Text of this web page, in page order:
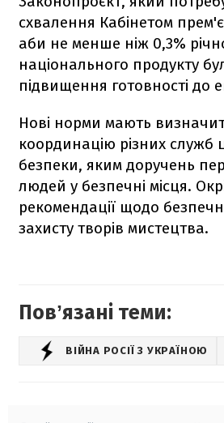
схвалення Кабінетом
аби не менше ніж 0,3%
національного продукту
підвищення готовності до
Нові норми мають
координацію різних служб
безпеки, яким доручень
людей у безпечні місця.
рекомендації щодо
захисту творів мистецтва.
Повʼязані теми:
ВІЙНА РОСІЇ З УКРАЇНОЮ